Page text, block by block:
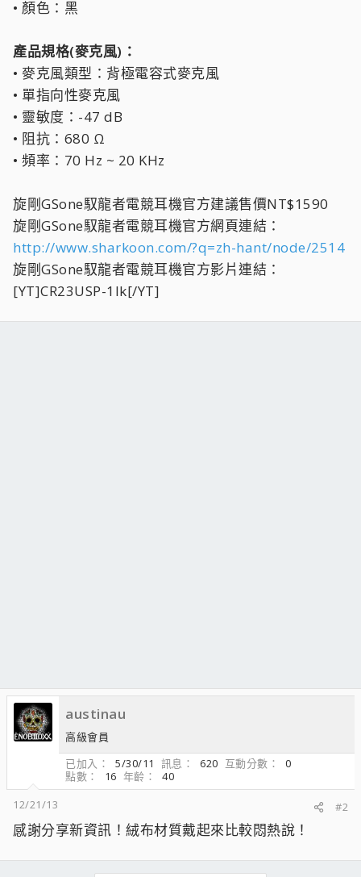
• 顏色：黑
產品規格(麥克風)：
• 麥克風類型：背極電容式麥克風
• 單指向性麥克風
• 靈敏度：-47 dB
• 阻抗：680 Ω
• 頻率：70 Hz ~ 20 KHz
旋剛GSone馭龍者電競耳機官方建議售價NT$1590
旋剛GSone馭龍者電競耳機官方網頁連結：
http://www.sharkoon.com/?q=zh-hant/node/2514
旋剛GSone馭龍者電競耳機官方影片連結：
[YT]CR23USP-1lk[/YT]
austinau
高級會員
已加入
5/30/11 訊息 620 互動分數
0
點數
16 年齡
40
12/21/13
#2
感謝分享新資訊！絨布材質戴起來比較悶熱說！